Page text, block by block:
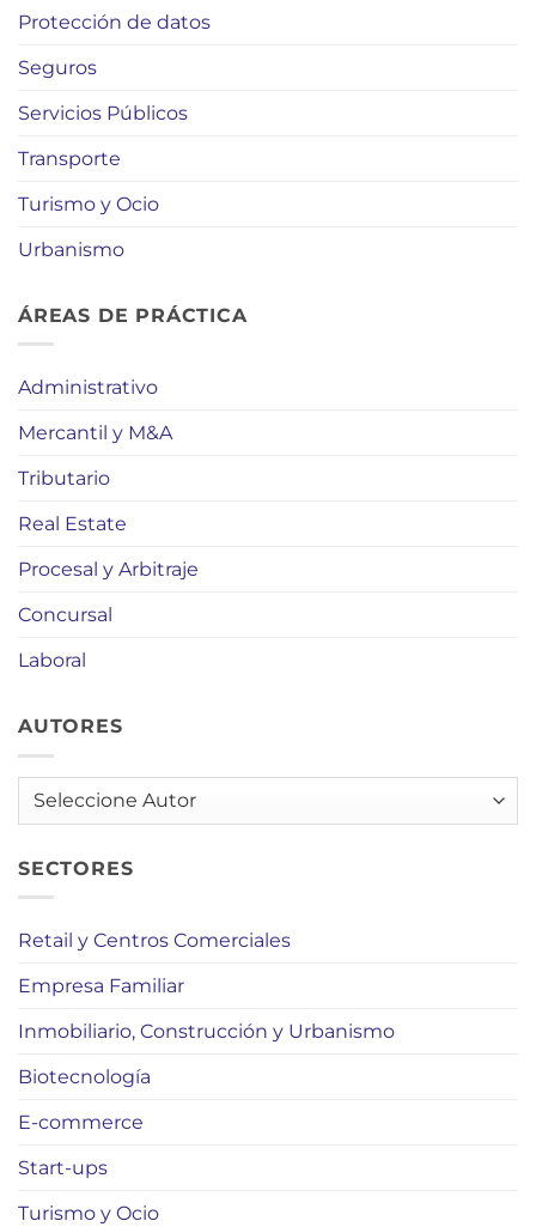
Protección de datos
Seguros
Servicios Públicos
Transporte
Turismo y Ocio
Urbanismo
ÁREAS DE PRÁCTICA
Administrativo
Mercantil y M&A
Tributario
Real Estate
Procesal y Arbitraje
Concursal
Laboral
AUTORES
AUTORES
SECTORES
Retail y Centros Comerciales
Empresa Familiar
Inmobiliario, Construcción y Urbanismo
Biotecnología
E-commerce
Start-ups
Turismo y Ocio